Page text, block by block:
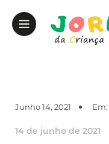
Junho 14, 2021 Em:
14 de junho de 2021